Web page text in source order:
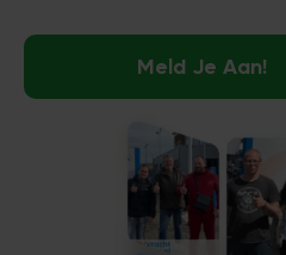
Meld Je Aan!